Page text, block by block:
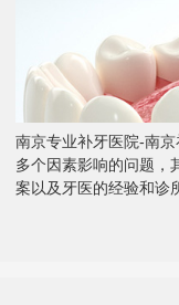
南京专业补牙医院-南
多个因素影响的问题，
案以及牙医的经验和诊